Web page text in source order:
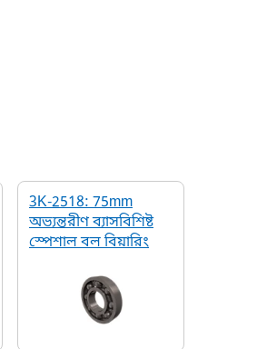
3K-2518: 75mm
অভ্যন্তরীণ ব্যাসবিশিষ্ট
স্পেশাল বল বিয়ারিং